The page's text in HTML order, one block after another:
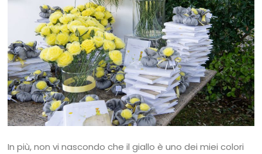
In più, non vi nascondo che il giallo è uno dei miei colori